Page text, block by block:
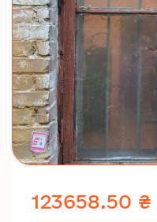
123658.50 ₴